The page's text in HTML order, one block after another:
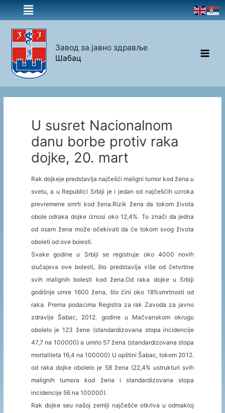
Завод за јавно здравље
Шабац
U susret Nacionalnom
danu borbe protiv raka
dojke, 20. mart
Rak dojkeje predstavlja najčešći maligni tumor kod žena u
svetu, a u Republici Srbiji je i jedan od najčešćih uzroka
prevremene smrti kod žena.Rizik žena da tokom života
obole odraka dojke iznosi oko 12,4%. To znači da jedna
od osam žena može očekivati da će tokom svog života
oboleti od ove bolesti.
Svake godine u Srbiji se registruje oko 4000 novih
slučajeva ove bolesti, što predstavlja više od četvrtine
svih malignih bolesti kod žena.Od raka dojke u Srbiji
godišnje umre 1600 žena, što čini oko 18%smrtnosti od
raka. Prema podacima Registra za rak Zavoda za javno
zdravlje Šabac, 2012. godine u Mačvanskom okrugu
obolelo je 123 žene (standardizovana stopa incidencije
47,7 na 100000) a umrlo 57 žena (standardizovana stopa
mortaliteta 16,4 na 100000) U opštini Šabac, tokom 2012.
od raka dojke obolelo je 58 žena (22,4% ustrukturi svih
malignih tumora kod žena i standardizovana stopa
incidencije 56 na 100000).
Rak dojke seu našoj zemlji najčešće otkriva u odmakloj